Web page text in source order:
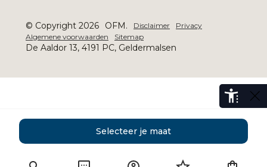
Selecteer je maat
© Copyright 2026 OFM. Disclaimer
Privacy
Algemene voorwaarden
Sitemap
De Aaldor 13, 4191 PC, Geldermalsen